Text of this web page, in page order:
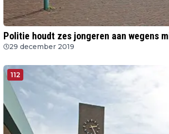
Politie houdt zes jongeren aan wegens
29 december 2019
112